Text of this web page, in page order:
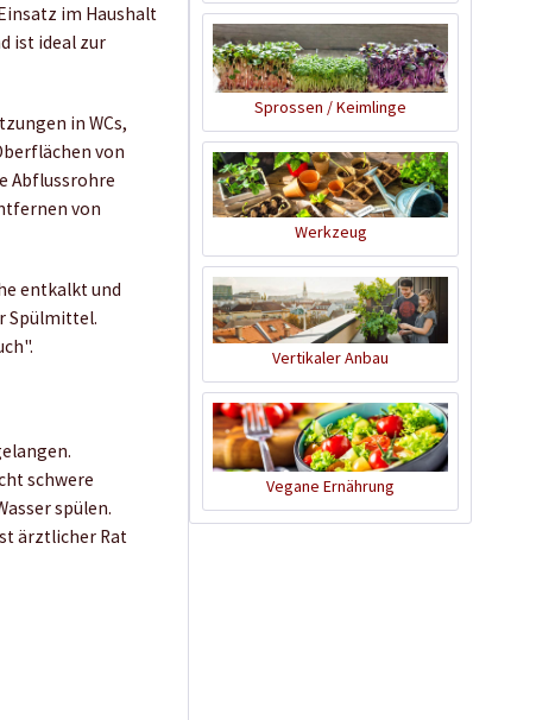
im Haushalt
ist ideal zur
in WCs,
von
Abflussrohre
von
entkalkt und
Spülmittel.
schwere
spülen.
ärztlicher Rat
Rezeptbuch für
ökologische
Reinigungsmittel
Inhalt1 Stück
2,79 € *
Ausverkauft
Wissen
Natron oder Soda -
was ist der
Unterschied?
Sprossen / Keimlinge
Werkzeug
Vertikaler Anbau
Vegane Ernährung